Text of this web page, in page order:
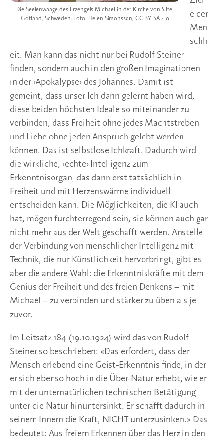
Die Seelenwaage des Erzengels Michael in der Kirche von Silte,
Gotland, Schweden. Foto: Helen Simonsson, CC BY-SA 4.0
e der
Men
schh
eit. Man kann das nicht nur bei Rudolf Steiner
finden, sondern auch in den großen Imaginationen
in der ‹Apokalypse› des Johannes. Damit ist
gemeint, dass unser Ich dann gelernt haben wird,
diese beiden höchsten Ideale so miteinander zu
verbinden, dass Freiheit ohne jedes Machtstreben
und Liebe ohne jeden Anspruch gelebt werden
können. Das ist selbstlose Ichkraft. Dadurch wird
die wirkliche, ‹echte› Intelligenz zum
Erkenntnisorgan, das dann erst tatsächlich in
Freiheit und mit Herzenswärme individuell
entscheiden kann. Die Möglichkeiten, die KI auch
hat, mögen furchterregend sein, sie können auch gar
nicht mehr aus der Welt geschafft werden. Anstelle
der Verbindung von menschlicher Intelligenz mit
Technik, die nur Künstlichkeit hervorbringt, gibt es
aber die andere Wahl: die Erkenntniskräfte mit dem
Genius der Freiheit und des freien Denkens – mit
Michael – zu verbinden und stärker zu üben als je
zuvor.
Im Leitsatz 184 (19.10.1924) wird das von Rudolf
Steiner so beschrieben: «Das erfordert, dass der
Mensch erlebend eine Geist-Erkenntnis finde, in der
er sich ebenso hoch in die Über-Natur erhebt, wie er
mit der unternatürlichen technischen Betätigung
unter die Natur hinuntersinkt. Er schafft dadurch in
seinem Innern die Kraft, NICHT unterzusinken.» Das
bedeutet: Aus freiem Erkennen über das Herz in den